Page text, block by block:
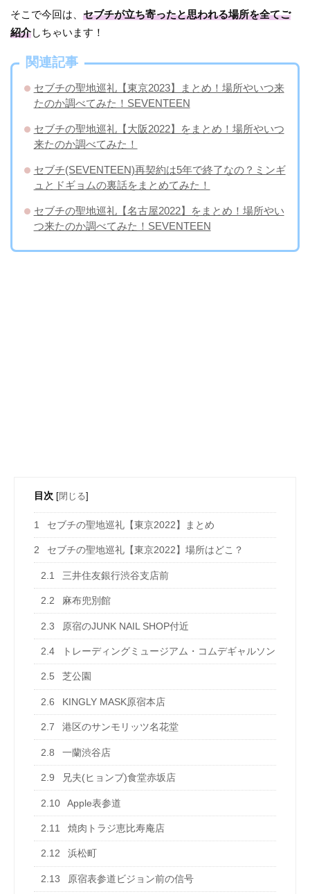
そこで今回は、セブチが立ち寄ったと思われる場所を全てご
紹介しちゃいます！
関連記事
セブチの聖地巡礼【東京2023】まとめ！場所やいつ来
たのか調べてみた！SEVENTEEN
セブチの聖地巡礼【大阪2022】をまとめ！場所やいつ
来たのか調べてみた！
セブチ(SEVENTEEN)再契約は5年で終了なの？ミンギ
ュとドギョムの裏話をまとめてみた！
セブチの聖地巡礼【名古屋2022】をまとめ！場所やい
つ来たのか調べてみた！SEVENTEEN
目次 [閉じる]
1 セブチの聖地巡礼【東京2022】まとめ
2 セブチの聖地巡礼【東京2022】場所はどこ？
2.1 三井住友銀行渋谷支店前
2.2 麻布兜別館
2.3 原宿のJUNK NAIL SHOP付近
2.4 トレーディングミュージアム・コムデギャルソン
2.5 芝公園
2.6 KINGLY MASK原宿本店
2.7 港区のサンモリッツ名花堂
2.8 一蘭渋谷店
2.9 兄夫(ヒョンブ)食堂赤坂店
2.10 Apple表参道
2.11 焼肉トラジ恵比寿庵店
2.12 浜松町
2.13 原宿表参道ビジョン前の信号